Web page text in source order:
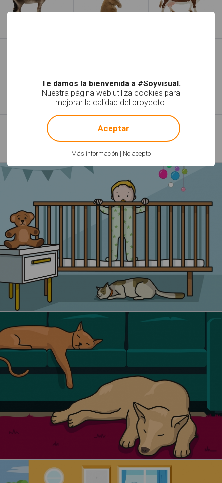
Láminas relacionadas
Te damos la bienvenida a #Soyvisual.
Nuestra página web utiliza cookies para
mejorar la calidad del proyecto.
Más información | No acepto
! Not valid!
Aceptar